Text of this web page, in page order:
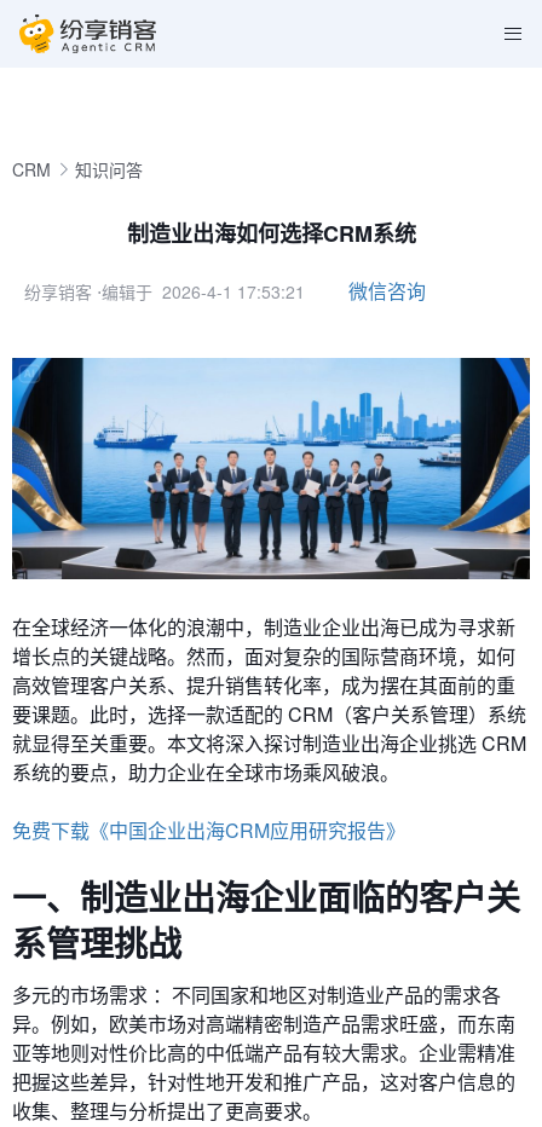
CRM 知识问答
制造业出海如何选择CRM系统
纷享销客 ⋅编辑于 2026-4-1 17:53:21 微信咨询
在全球经济一体化的浪潮中，制造业企业出海已成为寻求新
增长点的关键战略。然而，面对复杂的国际营商环境，如何
高效管理客户关系、提升销售转化率，成为摆在其面前的重
要课题。此时，选择一款适配的 CRM（客户关系管理）系统
就显得至关重要。本文将深入探讨制造业出海企业挑选 CRM
系统的要点，助力企业在全球市场乘风破浪。
免费下载《中国企业出海CRM应用研究报告》
一、制造业出海企业面临的客户关
系管理挑战
多元的市场需求 ：不同国家和地区对制造业产品的需求各
异。例如，欧美市场对高端精密制造产品需求旺盛，而东南
亚等地则对性价比高的中低端产品有较大需求。企业需精准
把握这些差异，针对性地开发和推广产品，这对客户信息的
收集、整理与分析提出了更高要求。